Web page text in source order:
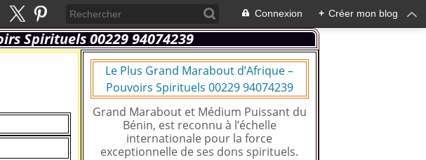
Connexion + Créer mon blog
Le Plus Grand Marabout d’Afrique –
Pouvoirs Spirituels 00229 94074239
Grand Marabout et Médium Puissant du
Bénin, est reconnu à l’échelle
internationale pour la force
exceptionnelle de ses dons spirituels.